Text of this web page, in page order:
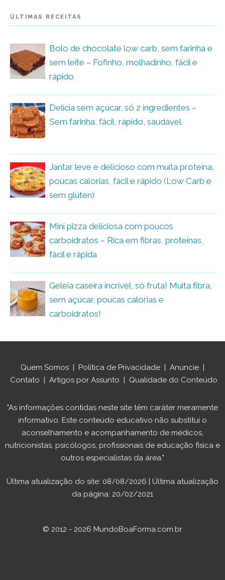
ÚLTIMAS RECEITAS
Bolo de chocolate low carb, sem farinha e
sem leite – Fofinho, molhadinho, fácil e
rápido
Delícia sem açúcar, só 2 ingredientes –
Sem farinha, fácil, rápido, saudável
Jantar leve e delicioso com muita proteína,
poucas calorias, fácil e rápido (Low Carb e
sem glúten)
Mini pizza deliciosa com poucos
carboidratos – Rica em fibras, proteínas,
fácil e rápida
Geleia caseira incrível, só fruta! Muita fibra,
sem açúcar, poucas calorias e
carboidratos!
Quem Somos | Política de Privacidade | Anuncie |
Contato | Artigos por Assunto | Qualidade do Conteúdo
"As informações contidas neste site têm caráter meramente
informativo. Este conteúdo educativo não substitui o
aconselhamento e acompanhamento de médicos,
nutricionistas, psicólogos, profissionais de educação física e
outros especialistas da área."
Última atualização do site: 08/08/2026 | Última atualização
da página: 20/02/2021
© 2012 - 2026 MundoBoaForma.com.br